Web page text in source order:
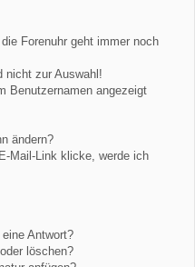
Forenuhr geht immer noch
nicht zur Auswahl!
Benutzernamen angezeigt
ändern?
Mail-Link klicke, werde ich
Antwort?
löschen?